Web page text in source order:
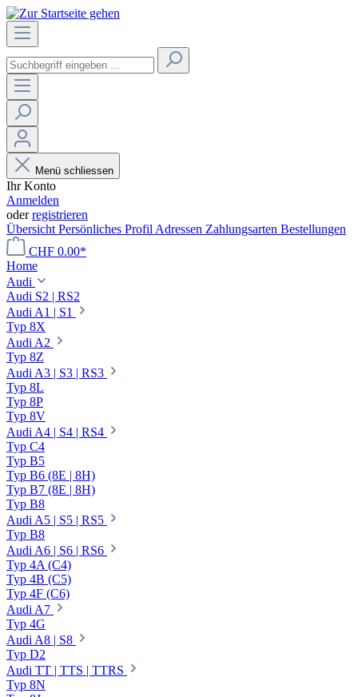
Menü schliessen
Ihr Konto
Anmelden
oderregistrieren
Übersicht Persönliches Profil Adressen Zahlungsarten Bestellungen
CHF 0.00*
Home
Audi
Audi S2 | RS2
Audi A1 | S1
Typ 8X
Audi A2
Typ 8Z
Audi A3 | S3 | RS3
Typ 8L
Typ 8P
Typ 8V
Audi A4 | S4 | RS4
Typ C4
Typ B5
Typ B6 (8E | 8H)
Typ B7 (8E | 8H)
Typ B8
Audi A5 | S5 | RS5
Typ B8
Audi A6 | S6 | RS6
Typ 4A (C4)
Typ 4B (C5)
Typ 4F (C6)
Audi A7
Typ 4G
Audi A8 | S8
Typ D2
Audi TT | TTS | TTRS
Typ 8N